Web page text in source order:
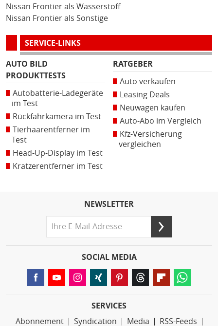
Nissan Frontier als Wasserstoff
Nissan Frontier als Sonstige
SERVICE-LINKS
AUTO BILD
PRODUKTTESTS
Autobatterie-Ladegeräte
im Test
Rückfahrkamera im Test
Tierhaarentferner im
Test
Head-Up-Display im Test
Kratzerentferner im Test
RATGEBER
Auto verkaufen
Leasing Deals
Neuwagen kaufen
Auto-Abo im Vergleich
Kfz-Versicherung
vergleichen
NEWSLETTER
SOCIAL MEDIA
SERVICES
Abonnement
Syndication Media
RSS-Feeds